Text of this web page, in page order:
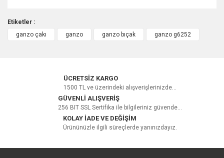
Etiketler :
ganzo çakı
ganzo ganzo bıçak ganzo g6252
ÜCRETSİZ KARGO
1500 TL ve üzerindeki alışverişlerinizde...
GÜVENLİ ALIŞVERİŞ
256 BIT SSL Sertifika ile bilgileriniz güvende...
KOLAY İADE VE DEĞİŞİM
Ürününüzle ilgili süreçlerde yanınızdayız.